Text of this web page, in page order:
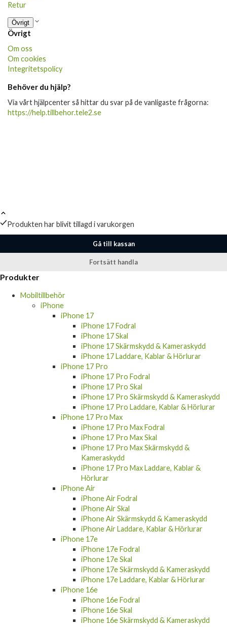
Retur
Övrigt
Övrigt
Om oss
Om cookies
Integritetspolicy
Behöver du hjälp?
Via vårt hjälpcenter så hittar du svar på de vanligaste frågorna:
https://help.tillbehor.tele2.se
Gå till kassan
Fortsätt handla
iPhone
iPhone 17
iPhone 17 Fodral
iPhone 17 Skal
iPhone 17 Skärmskydd & Kameraskydd
iPhone 17 Laddare, Kablar & Hörlurar
iPhone 17 Pro
iPhone 17 Pro Fodral
iPhone 17 Pro Skal
iPhone 17 Pro Skärmskydd & Kameraskydd
iPhone 17 Pro Laddare, Kablar & Hörlurar
iPhone 17 Pro Max
iPhone 17 Pro Max Fodral
iPhone 17 Pro Max Skal
iPhone 17 Pro Max Skärmskydd &
Kameraskydd
iPhone 17 Pro Max Laddare, Kablar &
Hörlurar
iPhone Air
iPhone Air Fodral
iPhone Air Skal
iPhone Air Skärmskydd & Kameraskydd
iPhone Air Laddare, Kablar & Hörlurar
iPhone 17e
iPhone 17e Fodral
iPhone 17e Skal
iPhone 17e Skärmskydd & Kameraskydd
iPhone 17e Laddare, Kablar & Hörlurar
iPhone 16e
iPhone 16e Fodral
iPhone 16e Skal
iPhone 16e Skärmskydd & Kameraskydd
iPhone 16e Laddare, Kablar & Hörlurar